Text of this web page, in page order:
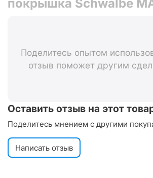
покрышка Schwalbe
светоотражающая
Поделитесь опытом
отзыв поможет другим
Оставить отзыв на этот
Поделитесь мнением с другими
Написать отзыв